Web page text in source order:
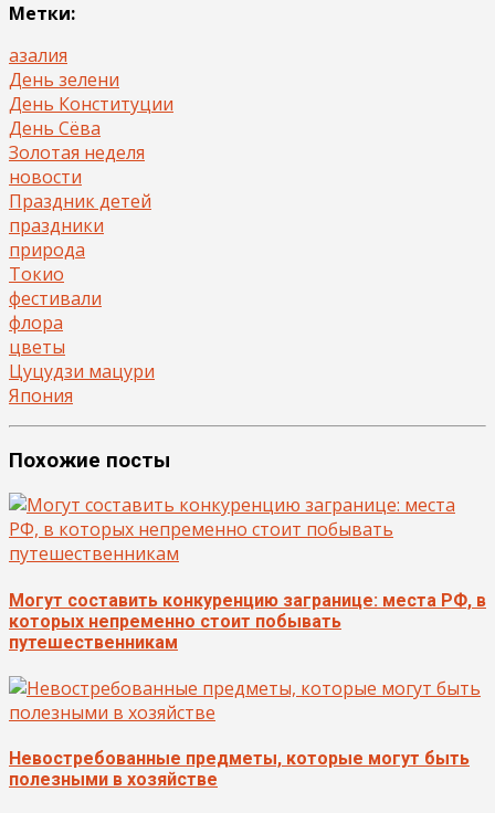
Метки:
азалия
День зелени
День Конституции
День Сёва
Золотая неделя
новости
Праздник детей
праздники
природа
Токио
фестивали
флора
цветы
Цуцудзи мацури
Япония
Похожие посты
Могут составить конкуренцию загранице: места РФ, в
которых непременно стоит побывать
путешественникам
Невостребованные предметы, которые могут быть
полезными в хозяйстве